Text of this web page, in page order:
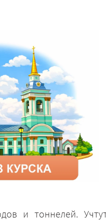
и тоннелей.